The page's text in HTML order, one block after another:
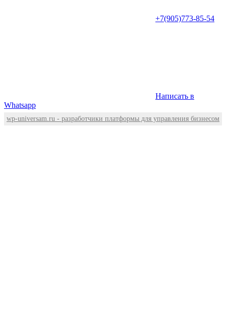
+7(905)773-85-54
Написать в
Whatsapp
wp-universam.ru - разработчики платформы для управления бизнесом